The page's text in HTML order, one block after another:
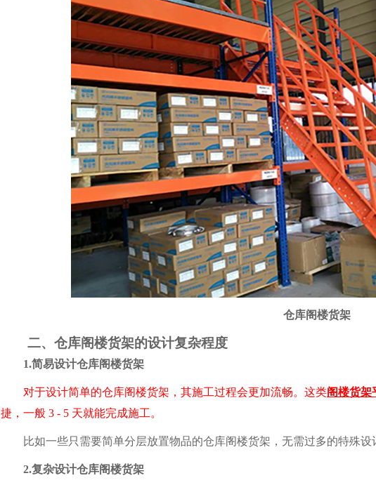
仓库阁楼货架
二、仓库阁楼货架的设计复杂程度
1.简易设计仓库阁楼货架
对于设计简单的仓库阁楼货架，其施工过程会更加流畅。这类阁楼货架
捷，一般 3 - 5 天就能完成施工。
比如一些只需要简单分层放置物品的仓库阁楼货架，无需过多的特殊设
2.复杂设计仓库阁楼货架